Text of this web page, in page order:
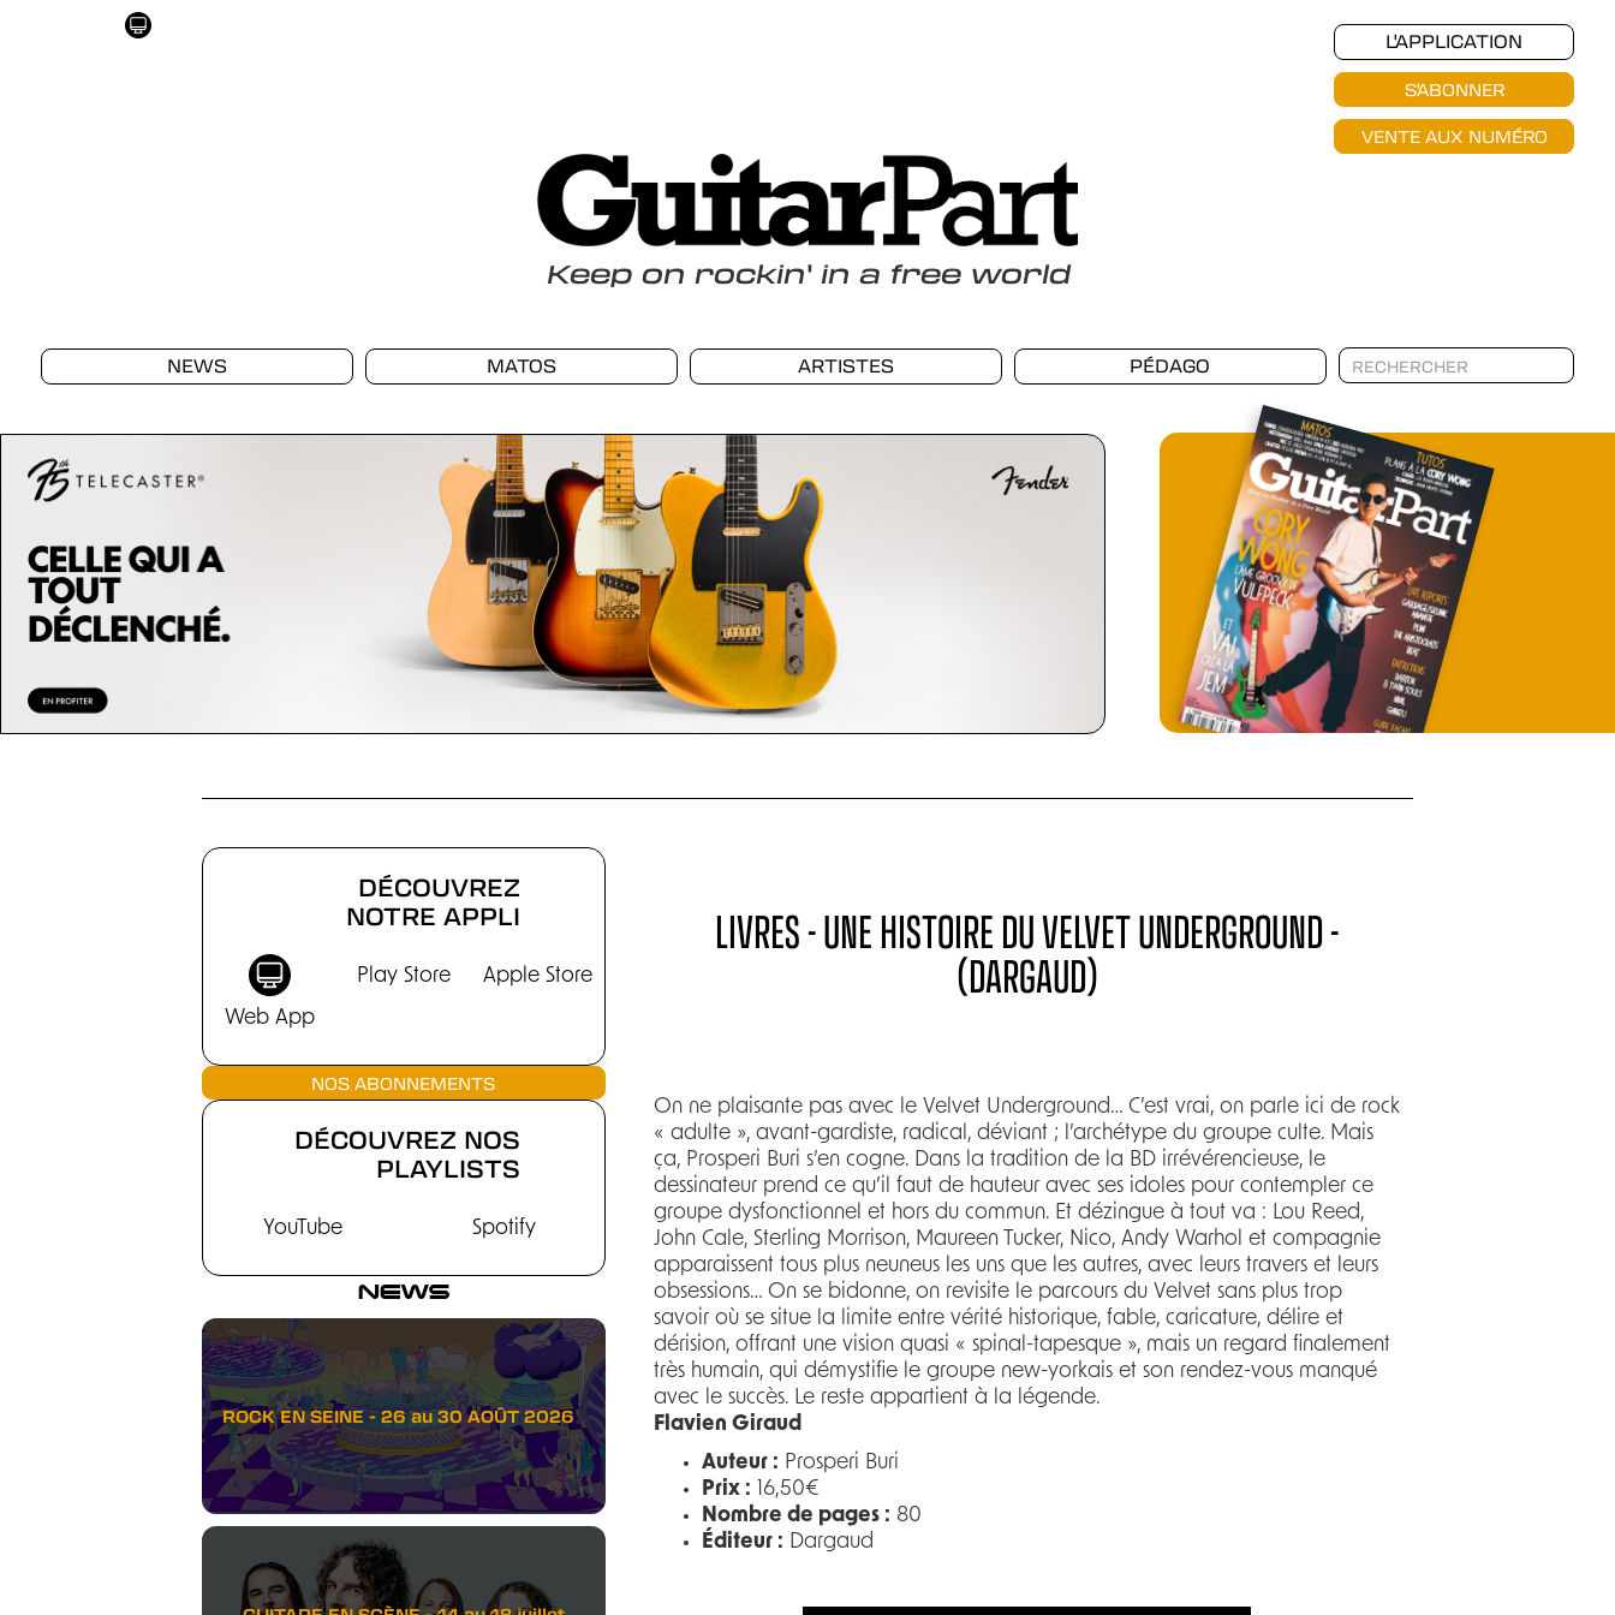
L'APPLICATION
S'ABONNER
VENTE AUX NUMÉRO
Keepon rockin' in a free world
NEWS MATOS ARTISTES PÉDAGO
CHRONIQUES
DÉCOUVREZ
NOTRE APPLI
Web App
Play Store Apple Store
NOS ABONNEMENTS
DÉCOUVREZ NOS
PLAYLISTS
YouTube Spotify
NEWS
ROCK EN SEINE - 26 au 30 AOÛT 2026
LIVRES - UNE HISTOIRE DU VELVET UNDERGROUND -
(DARGAUD)
On ne plaisante pas avec le Velvet Underground… C’est vrai, on parle ici de rock
« adulte », avant-gardiste, radical, déviant ; l’archétype du groupe culte. Mais
ça, Prosperi Buri s’en cogne. Dans la tradition de la BD irrévérencieuse, le
dessinateur prend ce qu’il faut de hauteur avec ses idoles pour contempler ce
groupe dysfonctionnel et hors du commun. Et dézingue à tout va : Lou Reed,
John Cale, Sterling Morrison, Maureen Tucker, Nico, Andy Warhol et compagnie
apparaissent tous plus neuneus les uns que les autres, avec leurs travers et leurs
obsessions… On se bidonne, on revisite le parcours du Velvet sans plus trop
savoir où se situe la limite entre vérité historique, fable, caricature, délire et
dérision, offrant une vision quasi « spinal-tapesque », mais un regard finalement
très humain, qui démystifie le groupe new-yorkais et son rendez-vous manqué
avec le succès. Le reste appartient à la légende.
Flavien Giraud
Auteur : Prosperi Buri
Prix : 16,50€
Nombre de pages : 80
Éditeur : Dargaud